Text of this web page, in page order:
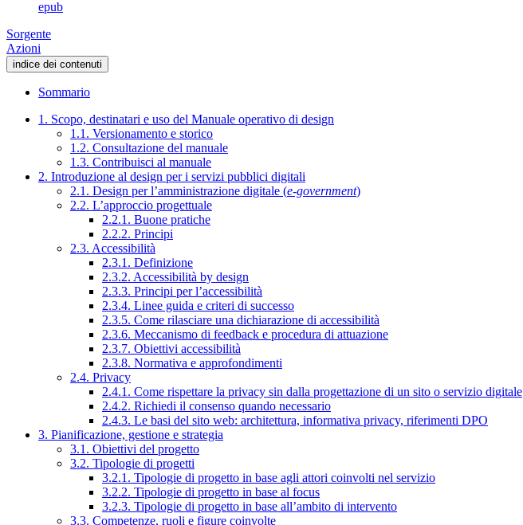
epub
Sorgente
Azioni
indice dei contenuti
Sommario
1. Scopo, destinatari e uso del Manuale operativo di design
1.1. Versionamento e storico
1.2. Consultazione del manuale
1.3. Contribuisci al manuale
2. Introduzione al design per i servizi pubblici digitali
2.1. Design per l’amministrazione digitale (e-government)
2.2. L’approccio progettuale
2.2.1. Buone pratiche
2.2.2. Principi
2.3. Accessibilità
2.3.1. Definizione
2.3.2. Accessibilità by design
2.3.3. Principi per l’accessibilità
2.3.4. Linee guida e criteri di successo
2.3.5. Come rilasciare una dichiarazione di accessibilità
2.3.6. Meccanismo di feedback e procedura di attuazione
2.3.7. Obiettivi accessibilità
2.3.8. Normativa e approfondimenti
2.4. Privacy
2.4.1. Come rispettare la privacy sin dalla progettazione di un sito o servizio digitale
2.4.2. Richiedi il consenso quando necessario
2.4.3. Le basi del sito web: architettura, informativa privacy, riferimenti DPO
3. Pianificazione, gestione e strategia
3.1. Obiettivi del progetto
3.2. Tipologie di progetti
3.2.1. Tipologie di progetto in base agli attori coinvolti nel servizio
3.2.2. Tipologie di progetto in base al focus
3.2.3. Tipologie di progetto in base all’ambito di intervento
3.3. Competenze, ruoli e figure coinvolte